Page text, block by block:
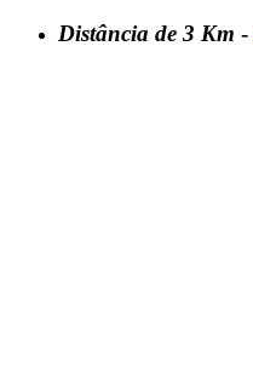
Distância de 3 Km -